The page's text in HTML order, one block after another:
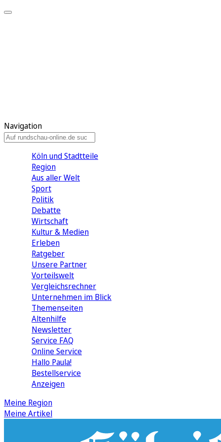
Navigation
Köln und Stadtteile
Region
Aus aller Welt
Sport
Politik
Debatte
Wirtschaft
Kultur & Medien
Erleben
Ratgeber
Unsere Partner
Vorteilswelt
Vergleichsrechner
Unternehmen im Blick
Themenseiten
Altenhilfe
Newsletter
Service FAQ
Online Service
Hallo Paula!
Bestellservice
Anzeigen
Meine Region
Meine Artikel